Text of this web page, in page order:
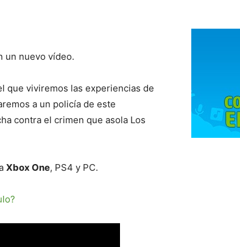
un nuevo vídeo.
que viviremos las experiencias de
a un policía de este
contra el crimen que asola Los
Xbox One, PS4 y PC.